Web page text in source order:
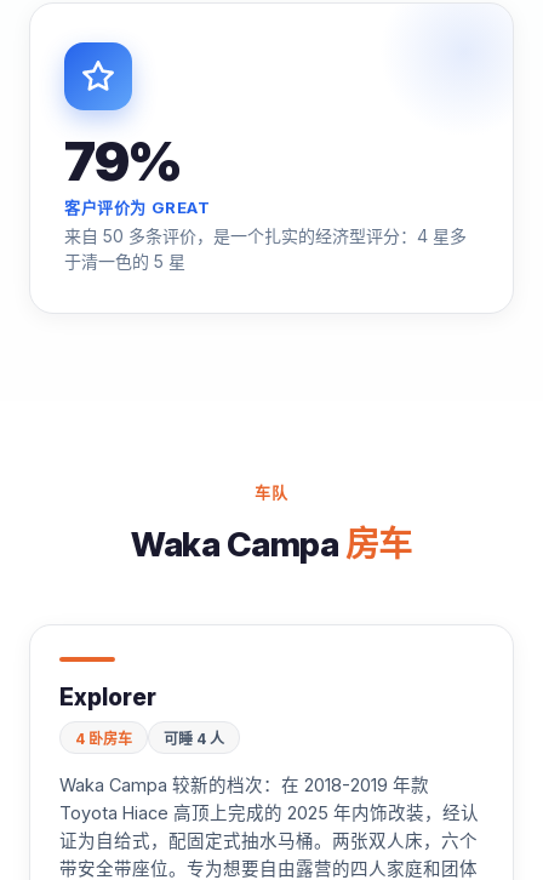
79%
客户评价为 GREAT
来自 50 多条评价，是一个扎实的经济型评分：4 星多
于清一色的 5 星
车队
Waka Campa 房车
Explorer
4 卧房车 可睡 4 人
Waka Campa 较新的档次：在 2018-2019 年款
Toyota Hiace 高顶上完成的 2025 年内饰改装，经认
证为自给式，配固定式抽水马桶。两张双人床，六个
带安全带座位。专为想要自由露营的四人家庭和团体